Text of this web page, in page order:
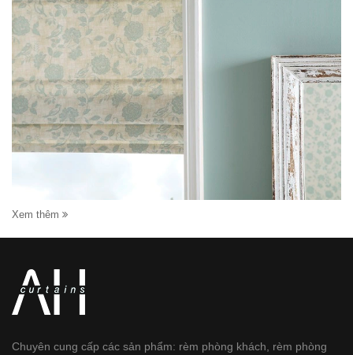
Xem thêm
Chuyên cung cấp các sản phẩm: rèm phòng khách, rèm phòng